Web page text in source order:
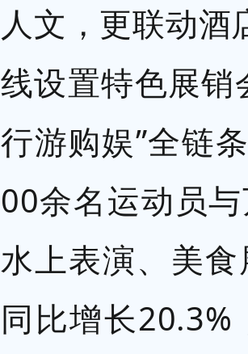
人文，更联动酒
线设置特色展销
行游购娱”全链
00余名运动员
水上表演、美
同比增长